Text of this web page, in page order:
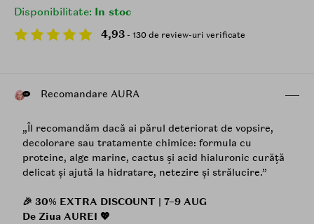
Disponibilitate: In stoc
4,93 - 130 de review-uri verificate
Recomandare AURA
„Îl recomandăm dacă ai părul deteriorat de vopsire,
decolorare sau tratamente chimice: formula cu
proteine, alge marine, cactus și acid hialuronic curăță
delicat și ajută la hidratare, netezire și strălucire.”
🎉 30% EXTRA DISCOUNT | 7–9 AUG
De Ziua AUREI 💖